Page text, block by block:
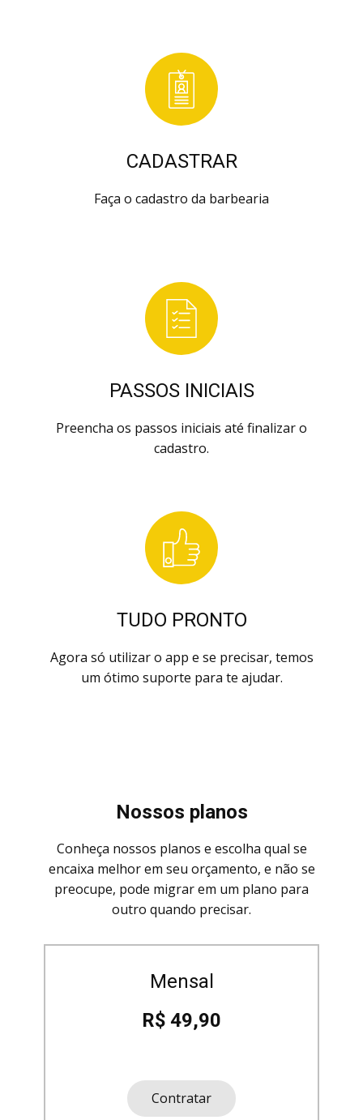
CADASTRAR
Faça o cadastro da barbearia
PASSOS INICIAIS
Preencha os passos iniciais até finalizar o
cadastro.
TUDO PRONTO
Agora só utilizar o app e se precisar, temos
um ótimo suporte para te ajudar.
Nossos planos
Conheça nossos planos e escolha qual se
encaixa melhor em seu orçamento, e não se
preocupe, pode migrar em um plano para
outro quando precisar.
Mensal
R$ 49,90
Contratar